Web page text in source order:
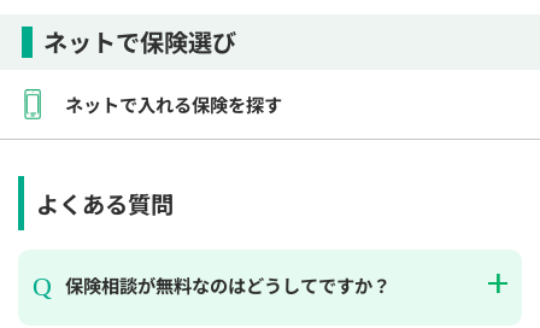
ネットで保険選び
ネットで入れる保険を探す
よくある質問
保険相談が無料なのはどうしてですか？